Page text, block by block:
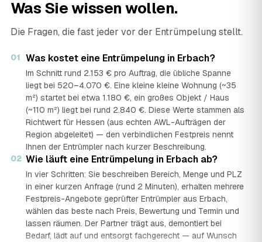
Was Sie wissen wollen.
Die Fragen, die fast jeder vor der Entrümpelung stellt.
01 Was kostet eine Entrümpelung in Erbach?
Im Schnitt rund 2.153 € pro Auftrag, die übliche Spanne
liegt bei 520–4.070 €. Eine kleine kleine Wohnung (~35
m²) startet bei etwa 1.180 €, ein großes Objekt / Haus
(~110 m²) liegt bei rund 2.840 €. Diese Werte stammen als
Richtwert für Hessen (aus echten AWL-Aufträgen der
Region abgeleitet) — den verbindlichen Festpreis nennt
Ihnen der Entrümpler nach kurzer Beschreibung.
02 Wie läuft eine Entrümpelung in Erbach ab?
In vier Schritten: Sie beschreiben Bereich, Menge und PLZ
in einer kurzen Anfrage (rund 2 Minuten), erhalten mehrere
Festpreis-Angebote geprüfter Entrümpler aus Erbach,
wählen das beste nach Preis, Bewertung und Termin und
lassen räumen. Der Partner trägt aus, demontiert bei
Bedarf, lädt auf und entsorgt fachgerecht — auf Wunsch